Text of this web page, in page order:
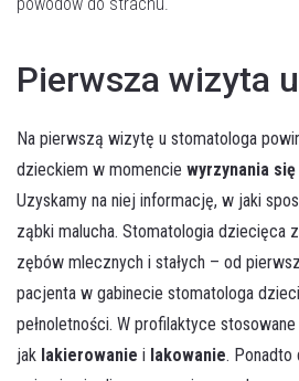
Pierwsza wizyta
Na pierwszą wizytę u stomatologa
dzieckiem w momencie wyrzynania
Uzyskamy na niej informację, w jaki
ząbki malucha. Stomatologia dziecięca
zębów mlecznych i stałych – od
pacjenta w gabinecie stomatologa
pełnoletności. W profilaktyce
jak lakierowanie i lakowanie. Ponadto